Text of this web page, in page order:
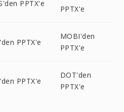
PPTX'e
PPTX'e
PPTX'e
MOBI'den
PPTX'e
PPTX'e
DOT'den
PPTX'e